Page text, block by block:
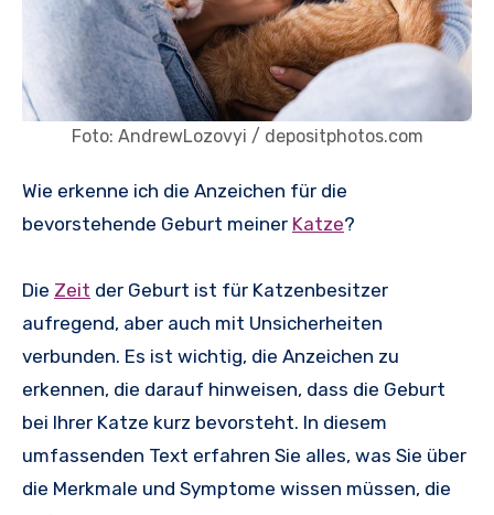
Foto: AndrewLozovyi / depositphotos.com
Wie erkenne ich die Anzeichen für die
bevorstehende Geburt meiner Katze?
Die Zeit der Geburt ist für Katzenbesitzer
aufregend, aber auch mit Unsicherheiten
verbunden. Es ist wichtig, die Anzeichen zu
erkennen, die darauf hinweisen, dass die Geburt
bei Ihrer Katze kurz bevorsteht. In diesem
umfassenden Text erfahren Sie alles, was Sie über
die Merkmale und Symptome wissen müssen, die